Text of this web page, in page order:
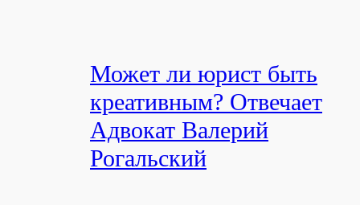
Может ли юрист быть
креативным? Отвечает
Адвокат Валерий
Рогальский